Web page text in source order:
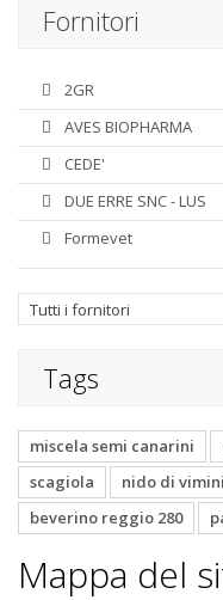
Fornitori
2GR
AVES BIOPHARMA
CEDE'
DUE ERRE SNC - LUS
Formevet
Tags
miscela semi canarini
scagiola
nido di vimini
beverino reggio 280
Mappa del